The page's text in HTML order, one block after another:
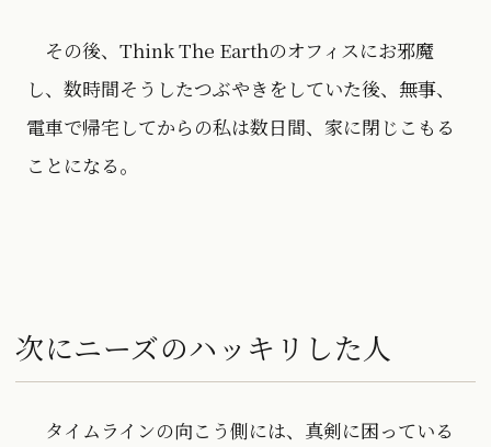
その後、Think The Earthのオフィスにお邪魔
し、数時間そうしたつぶやきをしていた後、無事、
電車で帰宅してからの私は数日間、家に閉じこもる
ことになる。
次にニーズのハッキリした人
タイムラインの向こう側には、真剣に困っている